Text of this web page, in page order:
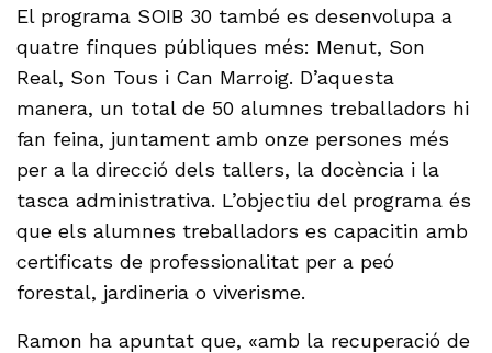
El programa SOIB 30 també es desenvolupa a
quatre finques públiques més: Menut, Son
Real, Son Tous i Can Marroig. D’aquesta
manera, un total de 50 alumnes treballadors hi
fan feina, juntament amb onze persones més
per a la direcció dels tallers, la docència i la
tasca administrativa. L’objectiu del programa és
que els alumnes treballadors es capacitin amb
certificats de professionalitat per a peó
forestal, jardineria o viverisme.
Ramon ha apuntat que, «amb la recuperació de